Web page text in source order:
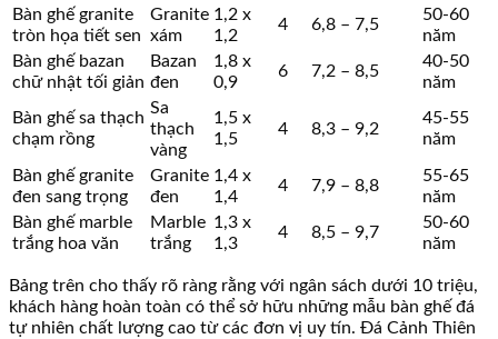
Bàn ghế granite
tròn họa tiết sen
Granite
xám
1,2 x
1,2
4 6,8 – 7,5
50-60
năm
Bàn ghế bazan
chữ nhật tối giản
Bazan
đen
1,8 x
0,9
6 7,2 – 8,5
40-50
năm
Bàn ghế sa thạch
chạm rồng
Sa
thạch
vàng
1,5 x
1,5
4 8,3 – 9,2
45-55
năm
Bàn ghế granite
đen sang trọng
Granite
đen
1,4 x
1,4
4 7,9 – 8,8
55-65
năm
Bàn ghế marble
trắng hoa văn
Marble
trắng
1,3 x
1,3
4 8,5 – 9,7
50-60
năm
Bảng trên cho thấy rõ ràng rằng với ngân sách dưới 10 triệu,
khách hàng hoàn toàn có thể sở hữu những mẫu bàn ghế đá
tự nhiên chất lượng cao từ các đơn vị uy tín. Đá Cảnh Thiên